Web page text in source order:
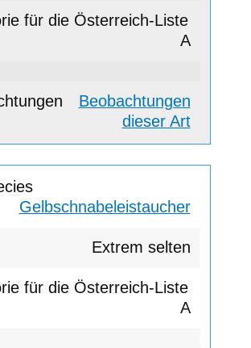
A
Beobachtungen
dieser Art
Gelbschnabeleistaucher
Extrem selten
A